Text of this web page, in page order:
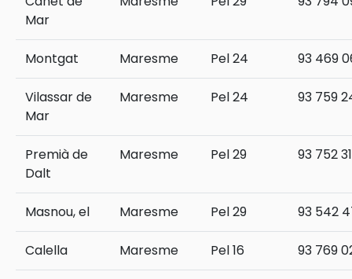
Mar
Montgat Maresme Pel 24 93 469
Vilassar de
Mar
Maresme Pel 24 93 759
Premià de
Dalt
Maresme Pel 29 93 752
Masnou, el Maresme Pel 29 93 542
Calella Maresme Pel 16 93 769